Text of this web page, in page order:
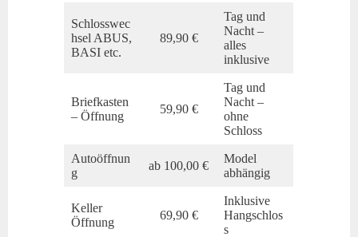
Schlosswec
hsel ABUS,
BASI etc.
89,90 €
Tag und
Nacht –
alles
inklusive
Briefkasten
– Öffnung
59,90 €
Tag und
Nacht –
ohne
Schloss
Autoöffnun
g
ab 100,00 €
Model
abhängig
Keller
Öffnung
69,90 €
Inklusive
Hangschlos
s